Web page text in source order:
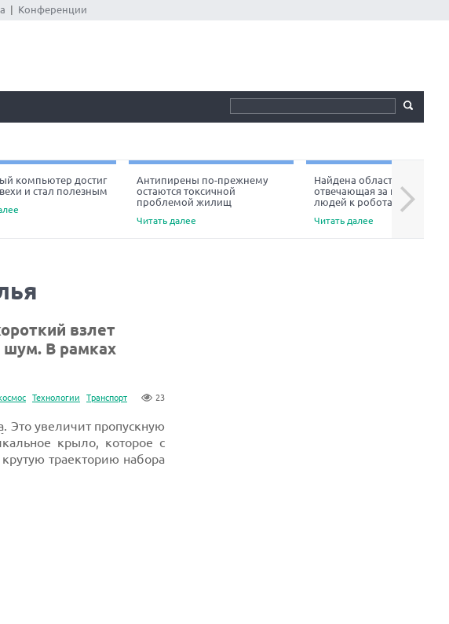
Конференции
компьютер достиг
и стал полезным
Антипирены по-прежнему
остаются токсичной
проблемой жилищ
Читать далее
Найдена область мозга,
отвечающая за неприязнь
людей к роботам
Читать далее
Next
взлет
шум. В рамках
Технологии Транспорт 23
. Это увеличит пропускную
крыло, которое с
траекторию набора